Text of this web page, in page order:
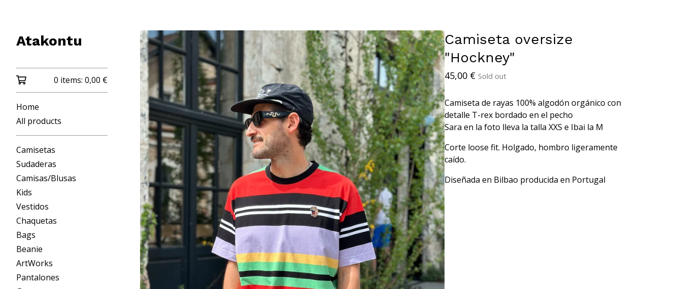
Atakontu
0 items: 0,00 €
Home
All products
Camisetas
Sudaderas
Camisas/Blusas
Kids
Vestidos
Chaquetas
Bags
Beanie
ArtWorks
Pantalones
Camiseta oversize
"Hockney"
45,00 € Sold out
Camiseta de rayas 100% algodón orgánico con
detalle T-rex bordado en el pecho
Sara en la foto lleva la talla XXS e Ibai la M
Corte loose fit. Holgado, hombro ligeramente
caído.
Diseñada en Bilbao producida en Portugal